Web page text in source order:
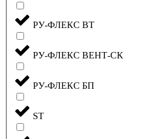
РУ-ФЛЕКС ВТ
РУ-ФЛЕКС ВЕНТ-СК
РУ-ФЛЕКС БП
ST